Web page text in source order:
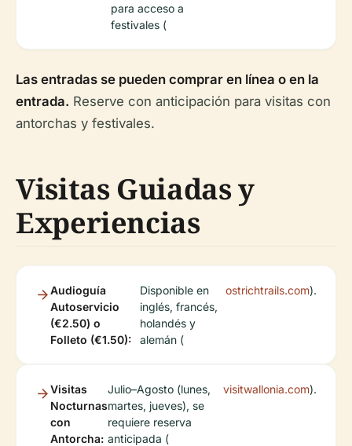
para acceso a
festivales (
Las entradas se pueden comprar en línea o en la
entrada. Reserve con anticipación para visitas con
antorchas y festivales.
Visitas Guiadas y
Experiencias
Audioguía
Autoservicio
(€2.50) o
Folleto (€1.50):
Disponible en
inglés, francés,
holandés y
alemán (
ostrichtrails.com).
Visitas
Nocturnas
con
Antorcha:
Julio–Agosto (lunes,
martes, jueves), se
requiere reserva
anticipada (
visitwallonia.com).